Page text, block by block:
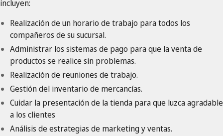
incluyen:
Realización de un horario de trabajo para todos los
compañeros de su sucursal.
Administrar los sistemas de pago para que la venta de
productos se realice sin problemas.
Realización de reuniones de trabajo.
Gestión del inventario de mercancías.
Cuidar la presentación de la tienda para que luzca agradable
a los clientes
Análisis de estrategias de marketing y ventas.